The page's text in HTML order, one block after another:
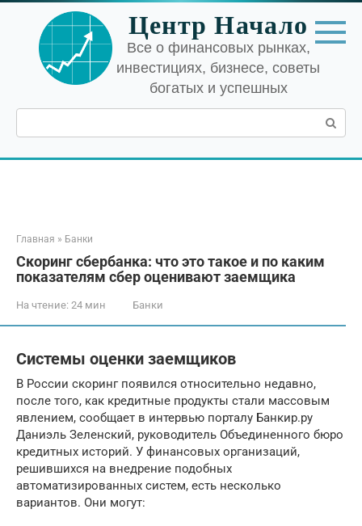
Перейти
контенту
Центр Начало
Все о финансовых рынках,
инвестициях, бизнесе, советы
богатых и успешных
Поиск:
Главная » Банки
Скоринг сбербанка: что это такое и по каким
показателям сбер оценивают заемщика
На чтение: 24 мин Банки
Системы оценки заемщиков
В России скоринг появился относительно недавно,
после того, как кредитные продукты стали массовым
явлением, сообщает в интервью порталу Банкир.ру
Даниэль Зеленский, руководитель Объединенного бюро
кредитных историй. У финансовых организаций,
решившихся на внедрение подобных
автоматизированных систем, есть несколько
вариантов. Они могут: